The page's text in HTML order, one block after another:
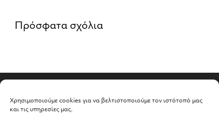
Χρησιμοποιούμε cookies για να βελτιστοποιούμε τον ιστότοπό μας
και τις υπηρεσίες μας.
Πρόσφατα σχόλια